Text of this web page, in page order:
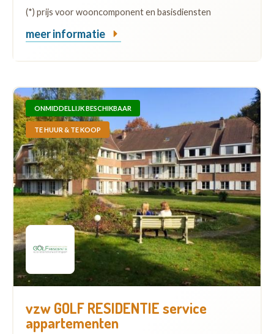
(*) prijs voor wooncomponent en basisdiensten
meer informatie
ONMIDDELLIJK BESCHIKBAAR
TE HUUR & TE KOOP
vzw GOLF RESIDENTIE service
appartementen